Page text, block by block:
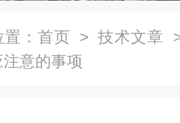
： 首页 > 技术文章
意的事项